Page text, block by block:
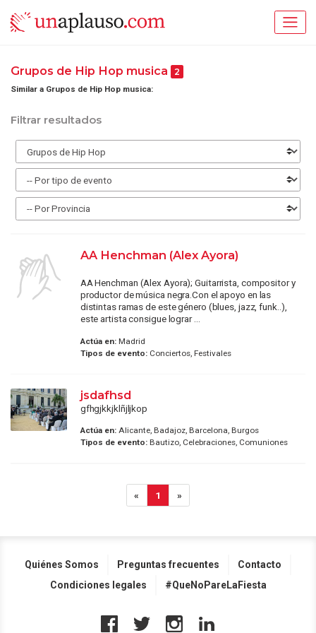
Grupos de Hip Hop musica 2
Similar a Grupos de Hip Hop musica:
Filtrar resultados
AA Henchman (Alex Ayora)
AA Henchman (Alex Ayora); Guitarrista, compositor y
productor de música negra.Con el apoyo en las
distintas ramas de este género (blues, jazz, funk..),
este artista consigue lograr ...
Actúa en:Madrid
Tipos de evento:Conciertos, Festivales
jsdafhsd
gfhgjkkjklñjljkop
Actúa en:Alicante, Badajoz, Barcelona, Burgos
Tipos de evento:Bautizo, Celebraciones, Comuniones
« 1 »
Quiénes Somos Preguntas frecuentes
Contacto
Condiciones legales
#QueNoPareLaFiesta